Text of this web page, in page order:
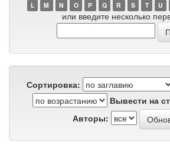
L
M N O P Q R S T U
или введите несколько
Сортировка:
Вывести на
Авторы: